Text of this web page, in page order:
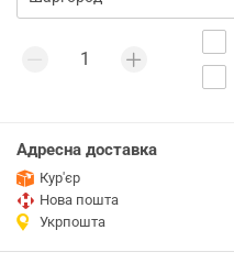
Адресна доставка
Кур'єр
Нова пошта
Укрпошта